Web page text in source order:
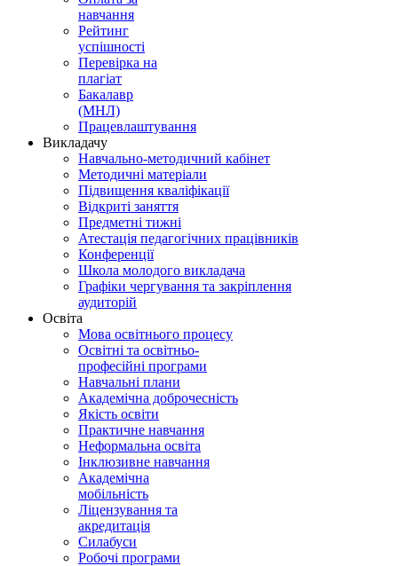
навчання
Рейтинг
успішності
Перевірка на
плагіат
Бакалавр
(МНЛ)
Працевлаштування
Викладачу
Навчально-методичний кабінет
Методичні матеріали
Підвищення кваліфікації
Відкриті заняття
Предметні тижні
Атестація педагогічних працівників
Конференції
Школа молодого викладача
Графіки чергування та закріплення
аудиторій
Освіта
Мова освітнього процесу
Освітні та освітньо-
професійні програми
Навчальні плани
Академічна доброчесність
Якість освіти
Практичне навчання
Неформальна освіта
Інклюзивне навчання
Академічна
мобільність
Ліцензування та
акредитація
Силабуси
Робочі програми